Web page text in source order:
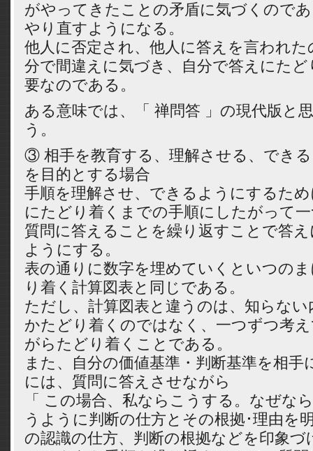
がやってきたことの矛盾に気づくので
やり直すようになる。
他人に否定され、他人に答えを言われ
分で間違えに気づき、自分で答えにた
要なのである。
ある意味では、「 禅問答 」の現代版と
う。
③ 相手を教育する、理解させる、でき
を目的とする場合
手順を理解させ、できるようにするた
にたどり着くまでの手順にしたがって
質問に答えることを繰り返すことで答
ようにする。
表の通りに数字を埋めていくといつの
り着く計算図表と同じである。
ただし、計算図表と違うのは、知らな
かたどり着くのではなく、一つずつ考
がらたどり着くことである。
また、自分の価値基準・判断基準を相手
には、質問に答えさせながら
「 この場合、私ならこうする。なぜな
うように判断の仕方とその根拠･理由を
の認識の仕方、判断の根拠などを印象づ